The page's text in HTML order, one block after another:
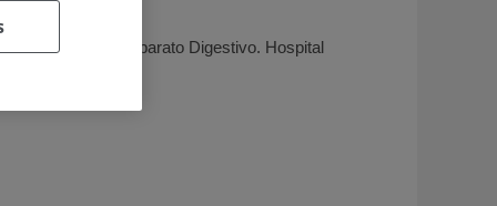
2015).
General y del Aparato Digestivo. Hospital